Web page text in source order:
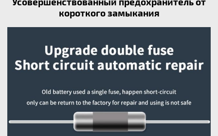
короткого замыкания